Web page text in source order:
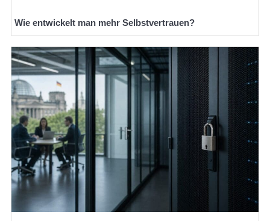
Wie entwickelt man mehr Selbstvertrauen?